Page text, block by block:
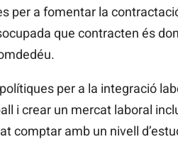
per a fomentar la
que contracten és
per a la integració
i crear un mercat laboral
comptar amb un nivell